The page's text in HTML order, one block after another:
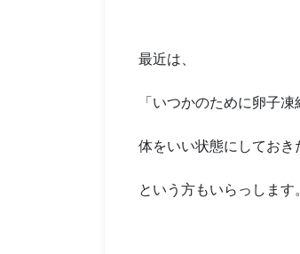
最近は、
「いつかのために卵子
体をいい状態にしておき
という方もいらっします